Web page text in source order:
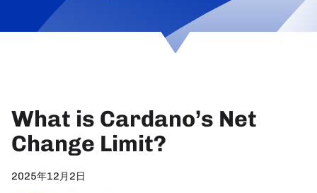
What is Cardano’s Net
Change Limit?
2025年12月2日